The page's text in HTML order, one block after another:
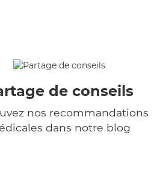
de conseils
nos recommandations
dans notre blog